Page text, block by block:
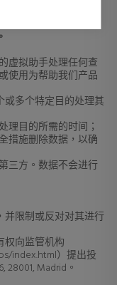
虚拟助手处理任何查
使用为帮助我们产品
或多个特定目的处理其
理目的所需的时间；
措施删除数据，以确
三方。数据不会进行
并限制或反对对其进行
权向监管机构
index.html）提出投
28001, Madrid。